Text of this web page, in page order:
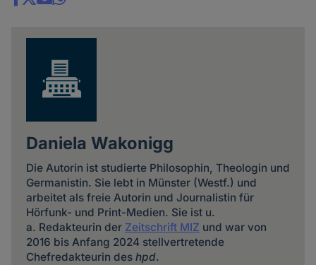
Share
Daniela Wakonigg
Die Autorin ist studierte Philosophin, Theologin und
Germanistin. Sie lebt in Münster (Westf.) und
arbeitet als freie Autorin und Journalistin für
Hörfunk- und Print-Medien. Sie ist u.
a. Redakteurin der Zeitschrift MIZ und war von
2016 bis Anfang 2024 stellvertretende
Chefredakteurin des hpd.